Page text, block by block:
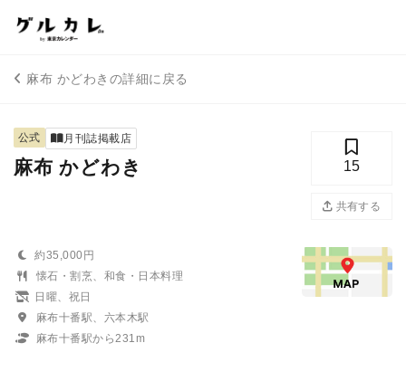
麻布 かどわきの詳細に戻る
公式 月刊誌掲載店
麻布 かどわき 15
共有する
約35,000円
懐石・割烹、和食・日本料理
日曜、祝日
麻布十番駅、六本木駅
麻布十番駅から231m